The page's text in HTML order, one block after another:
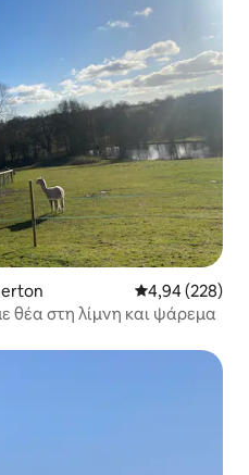
Μέση
4,94 (228)
θέα στη λίμνη και ψάρεμα